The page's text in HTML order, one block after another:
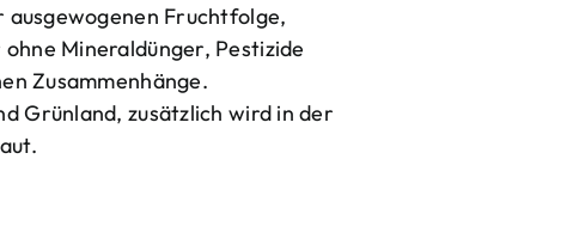
ausgewogenen Fruchtfolge,
Mineraldünger, Pestizide
Zusammenhänge.
Grünland, zusätzlich wird in der